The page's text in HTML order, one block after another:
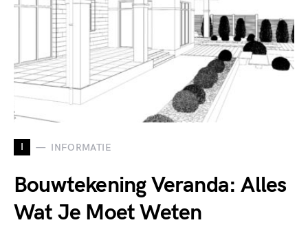
I INFORMATIE
Bouwtekening Veranda: Alles
Wat Je Moet Weten